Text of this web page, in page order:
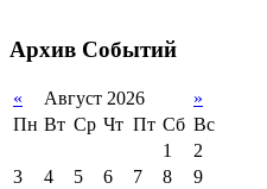
поддержки обучающихся
сотрудничество
Организация питания в
образовательной
организации
Архив Событий
« Август 2026
»
Пн Вт Ср Чт Пт Сб Вс
1
2
3
4 5 6 7 8
9